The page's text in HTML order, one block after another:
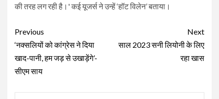
की तरह लग रही है।' कई यूजर्स ने उन्हें ‘हॉट विलेन’ बताया।
Continue
Reading
Previous
‘नक्सलियों को कांग्रेस ने दिया
खाद-पानी, हम जड़ से उखाड़ेंगे’-
सीएम साय
Next
साल 2023 सनी लियोनी के लिए
रहा खास